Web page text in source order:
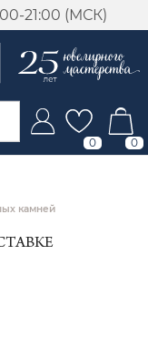
21:00 (МСК)
0 0
камней